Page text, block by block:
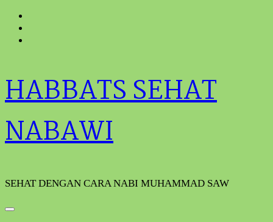
HABBATS SEHAT
NABAWI
SEHAT DENGAN CARA NABI MUHAMMAD SAW